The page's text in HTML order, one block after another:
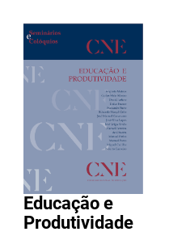
Educação e
Produtividade